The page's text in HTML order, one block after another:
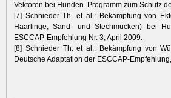
Vektoren bei Hunden. Programm zum Schutz
[7] Schnieder Th. et al.: Bekämpfung von
Haarlinge, Sand- und Stechmücken) bei
ESCCAP-Empfehlung Nr. 3, April 2009.
[8] Schnieder Th. et al.: Bekämpfung von
Deutsche Adaptation der ESCCAP-